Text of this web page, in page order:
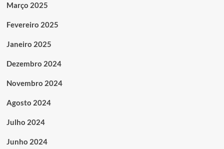
Março 2025
Fevereiro 2025
Janeiro 2025
Dezembro 2024
Novembro 2024
Agosto 2024
Julho 2024
Junho 2024